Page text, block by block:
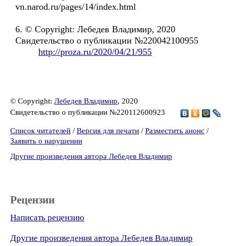
vn.narod.ru/pages/14/index.html
6. © Copyright: Лебедев Владимир, 2020
Свидетельство о публикации №220042100955
http://proza.ru/2020/04/21/955
© Copyright: Лебедев Владимир, 2020
Свидетельство о публикации №220112600923
Список читателей / Версия для печати / Разместить анонс /
Заявить о нарушении
Другие произведения автора Лебедев Владимир
Рецензии
Написать рецензию
Другие произведения автора Лебедев Владимир